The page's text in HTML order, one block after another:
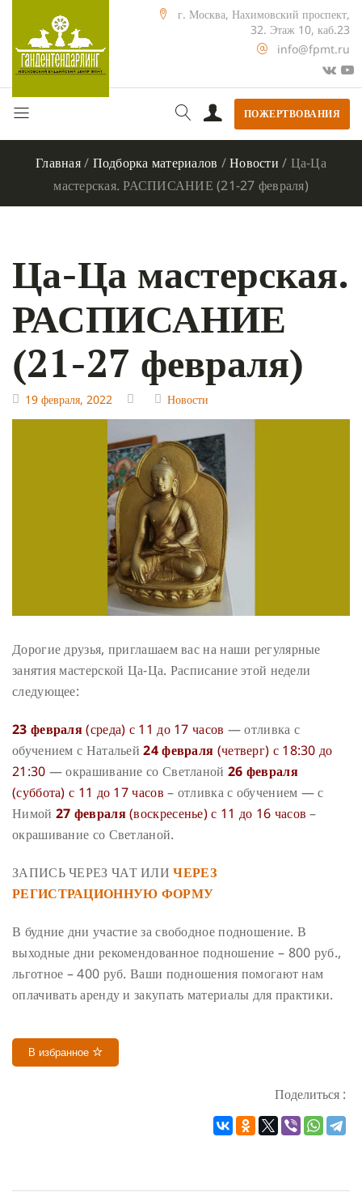
г. Москва, Нахимовский проспект,
32. Этаж 10, каб.23
info@fpmt.ru
ПОЖЕРТВОВАНИЯ
Главная/ Подборка материалов /Новости / Ца-Ца
мастерская. РАСПИСАНИЕ (21-27 февраля)
Ца-Ца мастерская.
РАСПИСАНИЕ
(21-27 февраля)
19 февраля, 2022 Новости
Дорогие друзья, приглашаем вас на наши регулярные
занятия мастерской Ца-Ца. Расписание этой недели
следующее:
23 февраля(среда) с 11 до 17 часов — отливка с
обучением с Натальей 24 февраля (четверг) с 18:30 до
21:30 — окрашивание со Светланой 26 февраля
(суббота) с 11 до 17 часов – отливка с обучением — с
Нимой 27 февраля(воскресенье) с 11 до 16 часов –
окрашивание со Светланой.
ЗАПИСЬ ЧЕРЕЗ ЧАТ ИЛИ ЧЕРЕЗ
РЕГИСТРАЦИОННУЮ ФОРМУ
В будние дни участие за свободное подношение. В
выходные дни рекомендованное подношение – 800 руб.,
льготное – 400 руб. Ваши подношения помогают нам
оплачивать аренду и закупать материалы для практики.
В избранное
Поделиться :